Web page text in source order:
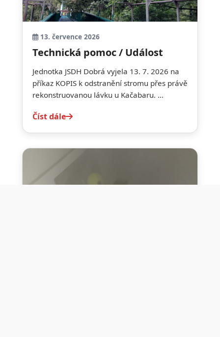
13. července 2026
Technická pomoc / Událost
Jednotka JSDH Dobrá vyjela 13. 7. 2026 na
příkaz KOPIS k odstranění stromu přes právě
rekonstruovanou lávku u Kačabaru. ...
Číst dále